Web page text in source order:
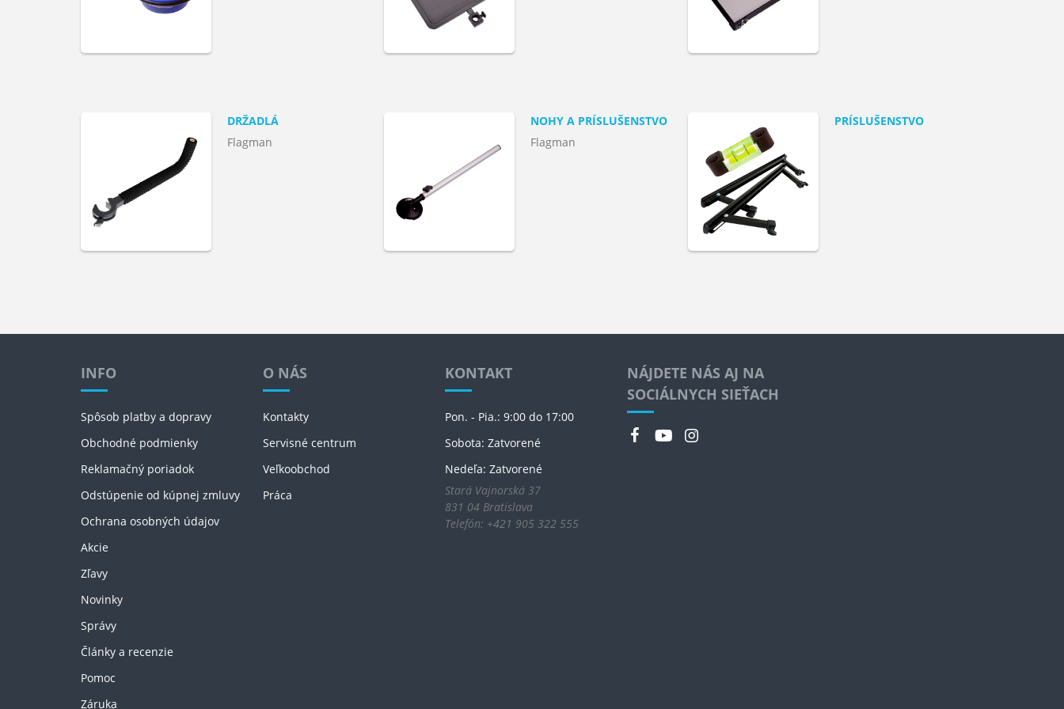
DRŽADLÁ
Flagman
NOHY A PRÍSLUŠENSTVO
Flagman
PRÍSLUŠENSTVO
INFO
Spôsob platby a dopravy
Obchodné podmienky
Reklamačný poriadok
Odstúpenie od kúpnej zmluvy
Ochrana osobných údajov
Akcie
Zľavy
Novinky
Správy
Články a recenzie
Pomoc
Záruka
O NÁS
Kontakty
Servisné centrum
Veľkoobchod
Práca
KONTAKT
Pon. - Pia.: 9:00 do 17:00
Sobota: Zatvorené
Nedeľa: Zatvorené
Stará Vajnorská 37
831 04 Bratislava
Telefón: +421 905 322 555
NÁJDETE NÁS AJ NA
SOCIÁLNYCH SIEŤACH